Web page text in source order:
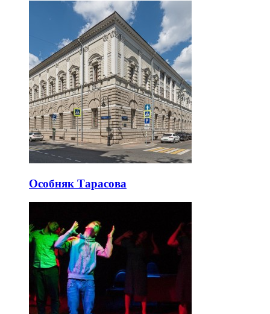
Особняк Тарасова